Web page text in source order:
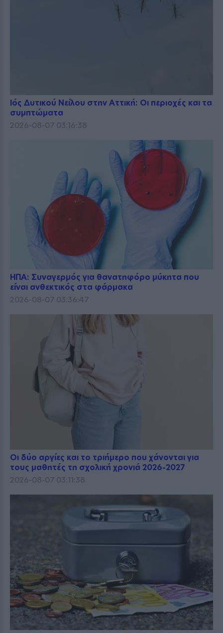
Ιός Δυτικού Νείλου στην Αττική: Οι περιοχές και τα
συμπτώματα
2026-08-07 03:16:38
ΗΠΑ: Συναγερμός για θανατηφόρο μύκητα που
είναι ανθεκτικός στα φάρμακα
2026-08-07 03:36:47
Οι δύο αργίες και το τριήμερο που χάνονται για
τους μαθητές τη σχολική χρονιά 2026-2027
2026-08-07 03:11:38